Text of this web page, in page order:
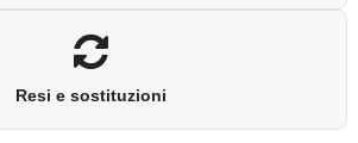
Resi e sostituzioni